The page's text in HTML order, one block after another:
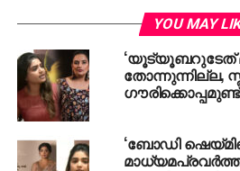
രാത്രി പത്തു വരെ
വര്‍ഷത്തെ ചരിത്രത്തില്‍
അംഗങ്ങളും അവരുടെ
ചേരുകയാണ്. പരിപാടിയിലൂടെ
ഉപയോഗിക്കുന്നത് അമ്മയുടെ
ആജീവനാന്ത ജീവന്‍ രക്ഷ
നല്‍കുന്നതിന് വേണ്ടിയാണ്‌.
YOU MAY
‘യൂട്യൂബറുടേത്
തോന്നുന്നില്ല,
‘ബോഡി